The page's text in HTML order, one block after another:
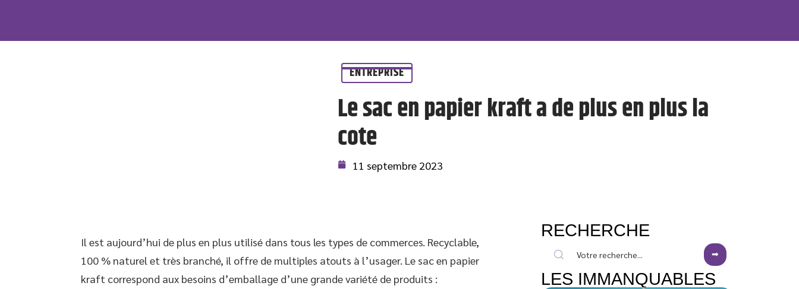
ENTREPRISE
Le sac en papier kraft a de plus en plus la
cote
11 septembre 2023
Il est aujourd’hui de plus en plus utilisé dans tous les types de commerces. Recyclable,
100 % naturel et très branché, il offre de multiples atouts à l’usager. Le sac en papier
kraft correspond aux besoins d’emballage d’une grande variété de produits :
RECHERCHE
LES IMMANQUABLES